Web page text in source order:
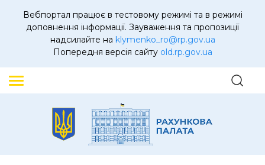
Вебпортал працює в тестовому режимі та в режимі
доповнення інформації. Зауваження та пропозиції
надсилайте на klymenko_ro@rp.gov.ua
Попередня версія сайту old.rp.gov.ua